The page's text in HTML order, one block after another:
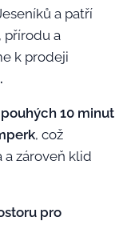
a patří
přírodu a
k prodeji
.
pouhých 10 minut
, což
zároveň klid
pro